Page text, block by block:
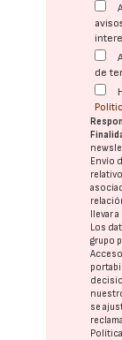
de
Envío
llevar
Los
grupo
se